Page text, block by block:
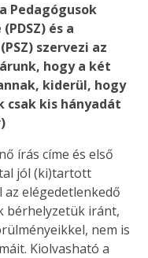
Pedagógusok
és a
szervezi az
hogy a két
kiderül, hogy
csak kis hányadát
írás címe és első
jól (ki)tartott
elégedetlenkedő
bérhelyzetük iránt,
nem is
Kiolvasható a